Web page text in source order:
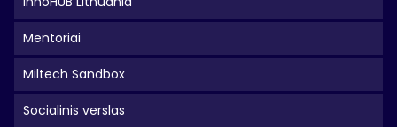
Mentoriai
Miltech Sandbox
Socialinis verslas